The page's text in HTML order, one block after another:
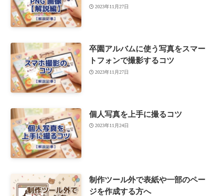
2023年11月27日
卒園アルバムに使う写真をスマー
トフォンで撮影するコツ
2023年11月27日
個人写真を上手に撮るコツ
2023年11月24日
制作ツール外で表紙や一部のペー
ジを作成する方へ